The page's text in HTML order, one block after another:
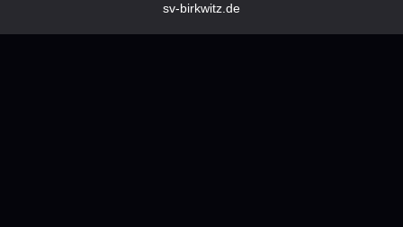
sv-birkwitz.de